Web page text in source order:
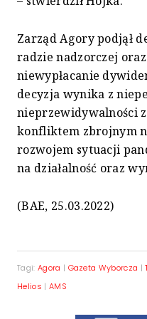
Zarząd Agory podjął
radzie nadzorczej
niewypłacanie
decyzja wynika z
nieprzewidywalności
konfliktem zbrojnym
rozwojem sytuacji
na działalność oraz
(BAE, 25.03.2022)
Tagi: Agora | Gazeta Wyborcza |
Helios | AMS